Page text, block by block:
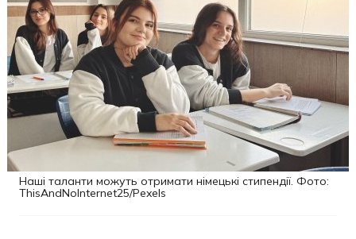
Наші таланти можуть отримати німецькі стипендії. Фото:
ThisAndNoInternet25/Pexels